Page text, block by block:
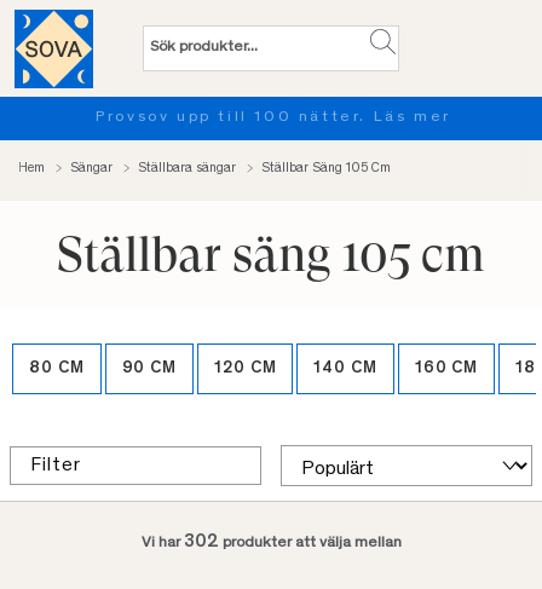
Provsov upp till 100 nätter. Läs mer
Hem Sängar Ställbara sängar Ställbar Säng 105 Cm
Ställbar säng 105 cm
80 CM 90 CM 120 CM 140 CM 160 CM
Filter
Vi har 302 produkter att välja mellan